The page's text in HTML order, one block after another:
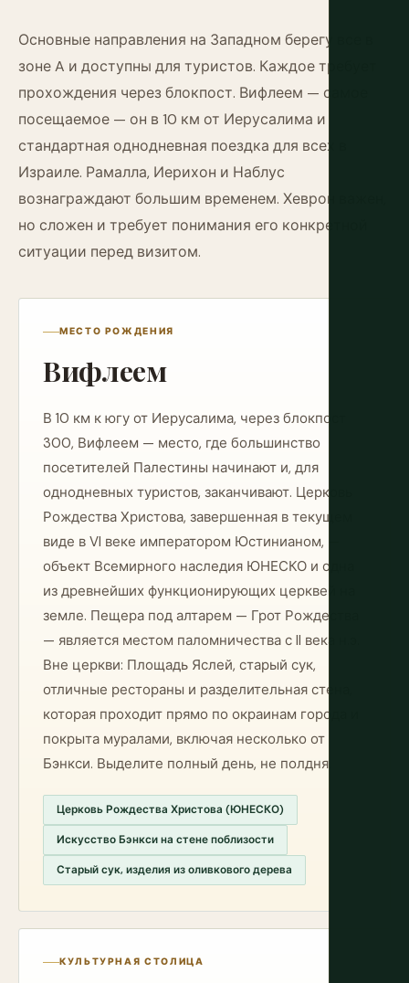
Основные направления на Западном берегу все в
зоне A и доступны для туристов. Каждое требует
прохождения через блокпост. Вифлеем — самое
посещаемое — он в 10 км от Иерусалима и
стандартная однодневная поездка для всех в
Израиле. Рамалла, Иерихон и Наблус
вознаграждают большим временем. Хеврон важен,
но сложен и требует понимания его конкретной
ситуации перед визитом.
МЕСТО РОЖДЕНИЯ
Вифлеем
В 10 км к югу от Иерусалима, через блокпост
300, Вифлеем — место, где большинство
посетителей Палестины начинают и, для
однодневных туристов, заканчивают. Церковь
Рождества Христова, завершенная в текущем
виде в VI веке императором Юстинианом, —
объект Всемирного наследия ЮНЕСКО и одна
из древнейших функционирующих церквей на
земле. Пещера под алтарем — Грот Рождества
— является местом паломничества с II века н.э.
Вне церкви: Площадь Яслей, старый сук,
отличные рестораны и разделительная стена,
которая проходит прямо по окраинам города и
покрыта муралами, включая несколько от
Бэнкси. Выделите полный день, не полдня.
Церковь Рождества Христова (ЮНЕСКО)
Искусство Бэнкси на стене поблизости
Старый сук, изделия из оливкового дерева
КУЛЬТУРНАЯ СТОЛИЦА